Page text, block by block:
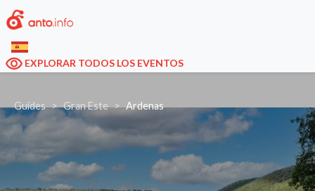
EXPLORAR TODOS LOS EVENTOS
Guides Gran Este Ardenas